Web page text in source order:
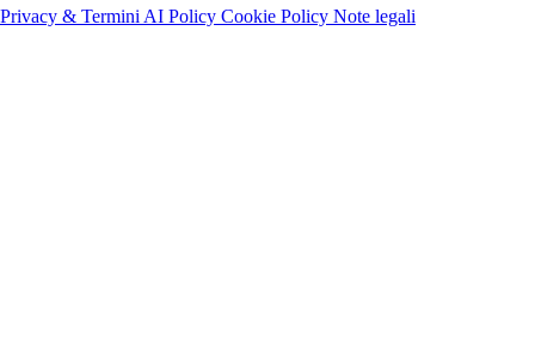
Privacy & Termini AI Policy Cookie Policy Note legali